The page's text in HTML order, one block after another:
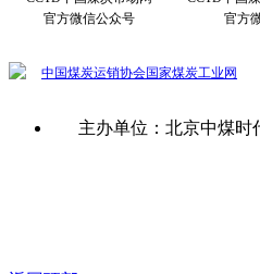
官方微信公众号
官方
中国煤炭运销协会国家煤炭工业网
主办单位：北京中煤